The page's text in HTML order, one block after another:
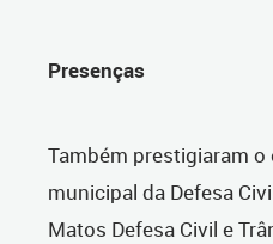
Presenças
Também prestigiaram
municipal da Defesa
Matos Defesa Civil e